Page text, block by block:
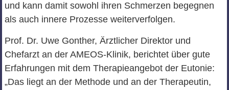
und kann damit sowohl ihren Schmerzen begegnen
als auch innere Prozesse weiterverfolgen.
Prof. Dr. Uwe Gonther, Ärztlicher Direktor und
Chefarzt an der AMEOS-Klinik, berichtet über gute
Erfahrungen mit dem Therapieangebot der Eutonie:
„Das liegt an der Methode und an der Therapeutin,